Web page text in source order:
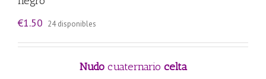
€1.50 24 disponibles
Nudocuaternario celta